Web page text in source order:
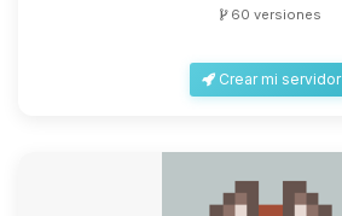
60 versiones
Crear mi servidor